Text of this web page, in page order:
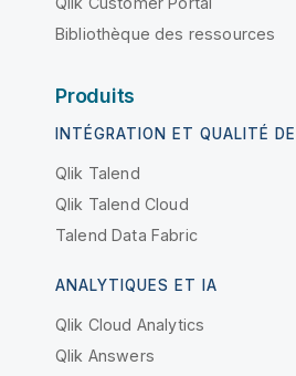
Bibliothèque des ressources
Produits
INTÉGRATION ET QUALITÉ
Qlik Talend
Qlik Talend Cloud
Talend Data Fabric
ANALYTIQUES ET IA
Qlik Cloud Analytics
Qlik Answers